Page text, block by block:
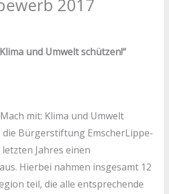
2017
und Umwelt schützen!“
mit: Klima und Umwelt
die Bürgerstiftung EmscherLippe-
letzten Jahres einen
Hierbei nahmen insgesamt 12
teil, die alle entsprechende